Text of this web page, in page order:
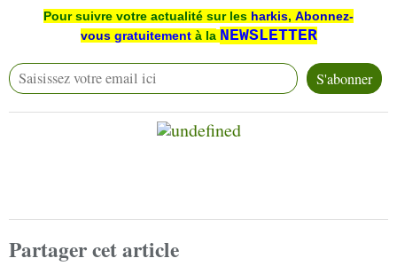
Pour suivre votre actualité sur les harkis, Abonnez-
vous gratuitement à la NEWSLETTER
Partager cet article